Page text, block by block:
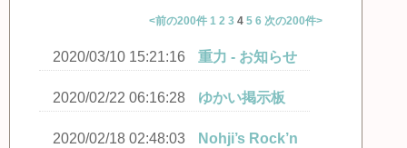
<前の200件 1 2 3 4 5 6 次の200件>
2020/03/10 15:21:16 重力 - お知らせ
2020/02/22 06:16:28 ゆかい掲示板
2020/02/18 02:48:03
Nohji’s Rock’n